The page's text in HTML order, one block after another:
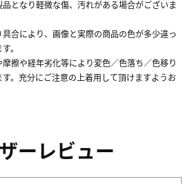
となり軽微な傷、汚れがある場合がございま
合により、画像と実際の商品の色が多少違っ
。
擦や経年劣化等により変色／色落ち／色移り
。充分にご注意の上着用して頂けますようお
ーレビュー